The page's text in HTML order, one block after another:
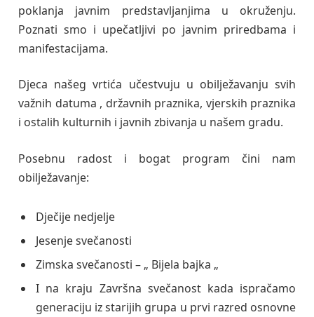
poklanja javnim predstavljanjima u okruženju.
Poznati smo i upečatljivi po javnim priredbama i
manifestacijama.
Djeca našeg vrtića učestvuju u obilježavanju svih
važnih datuma , državnih praznika, vjerskih praznika
i ostalih kulturnih i javnih zbivanja u našem gradu.
Posebnu radost i bogat program čini nam
obilježavanje:
Dječije nedjelje
Jesenje svečanosti
Zimska svečanosti – „ Bijela bajka „
I na kraju Završna svečanost kada ispračamo
generaciju iz starijih grupa u prvi razred osnovne